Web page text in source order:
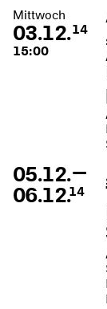
Mittwoch
03.12.14
15:00
05.12.—
06.12.14